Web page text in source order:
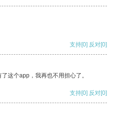
支持[0] 反对[0]
这个app，我再也不用担心了。
支持[0] 反对[0]